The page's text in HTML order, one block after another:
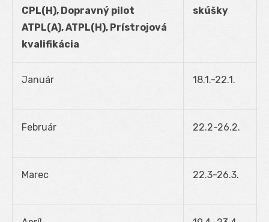
CPL(H), Dopravný pilot
ATPL(A), ATPL(H), Prístrojová
kvalifikácia
skúšky
Január 18.1.-22.1.
Február 22.2-26.2.
Marec 22.3-26.3.